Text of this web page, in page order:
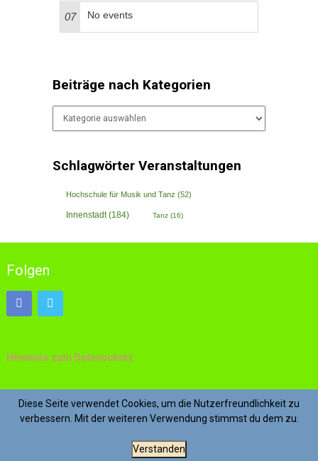
07 No events
Beiträge nach Kategorien
Schlagwörter Veranstaltungen
Hochschule für Musik und Tanz (52)
Innenstadt(184) Tanz (16)
Folgen
Hinweise zum Datenschutz
Impressum
© 2026 Kniesbüggel – Viel Köln für wenig Geld
Diese Seite verwendet Cookies, um die Nutzerfreundlichkeit zu
verbessern. Mit der weiteren Verwendung stimmst du dem zu.
Verstanden